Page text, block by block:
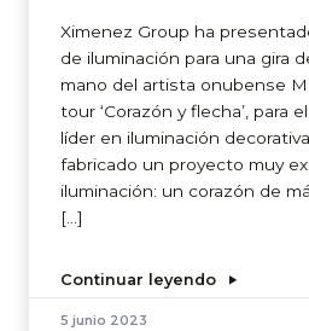
Ximenez Group ha
de iluminación para una gira
mano del artista onubense
tour ‘Corazón y flecha’, para
líder en iluminación
fabricado un proyecto muy
iluminación: un corazón de
[…]
Continuar leyendo
5 junio 2023